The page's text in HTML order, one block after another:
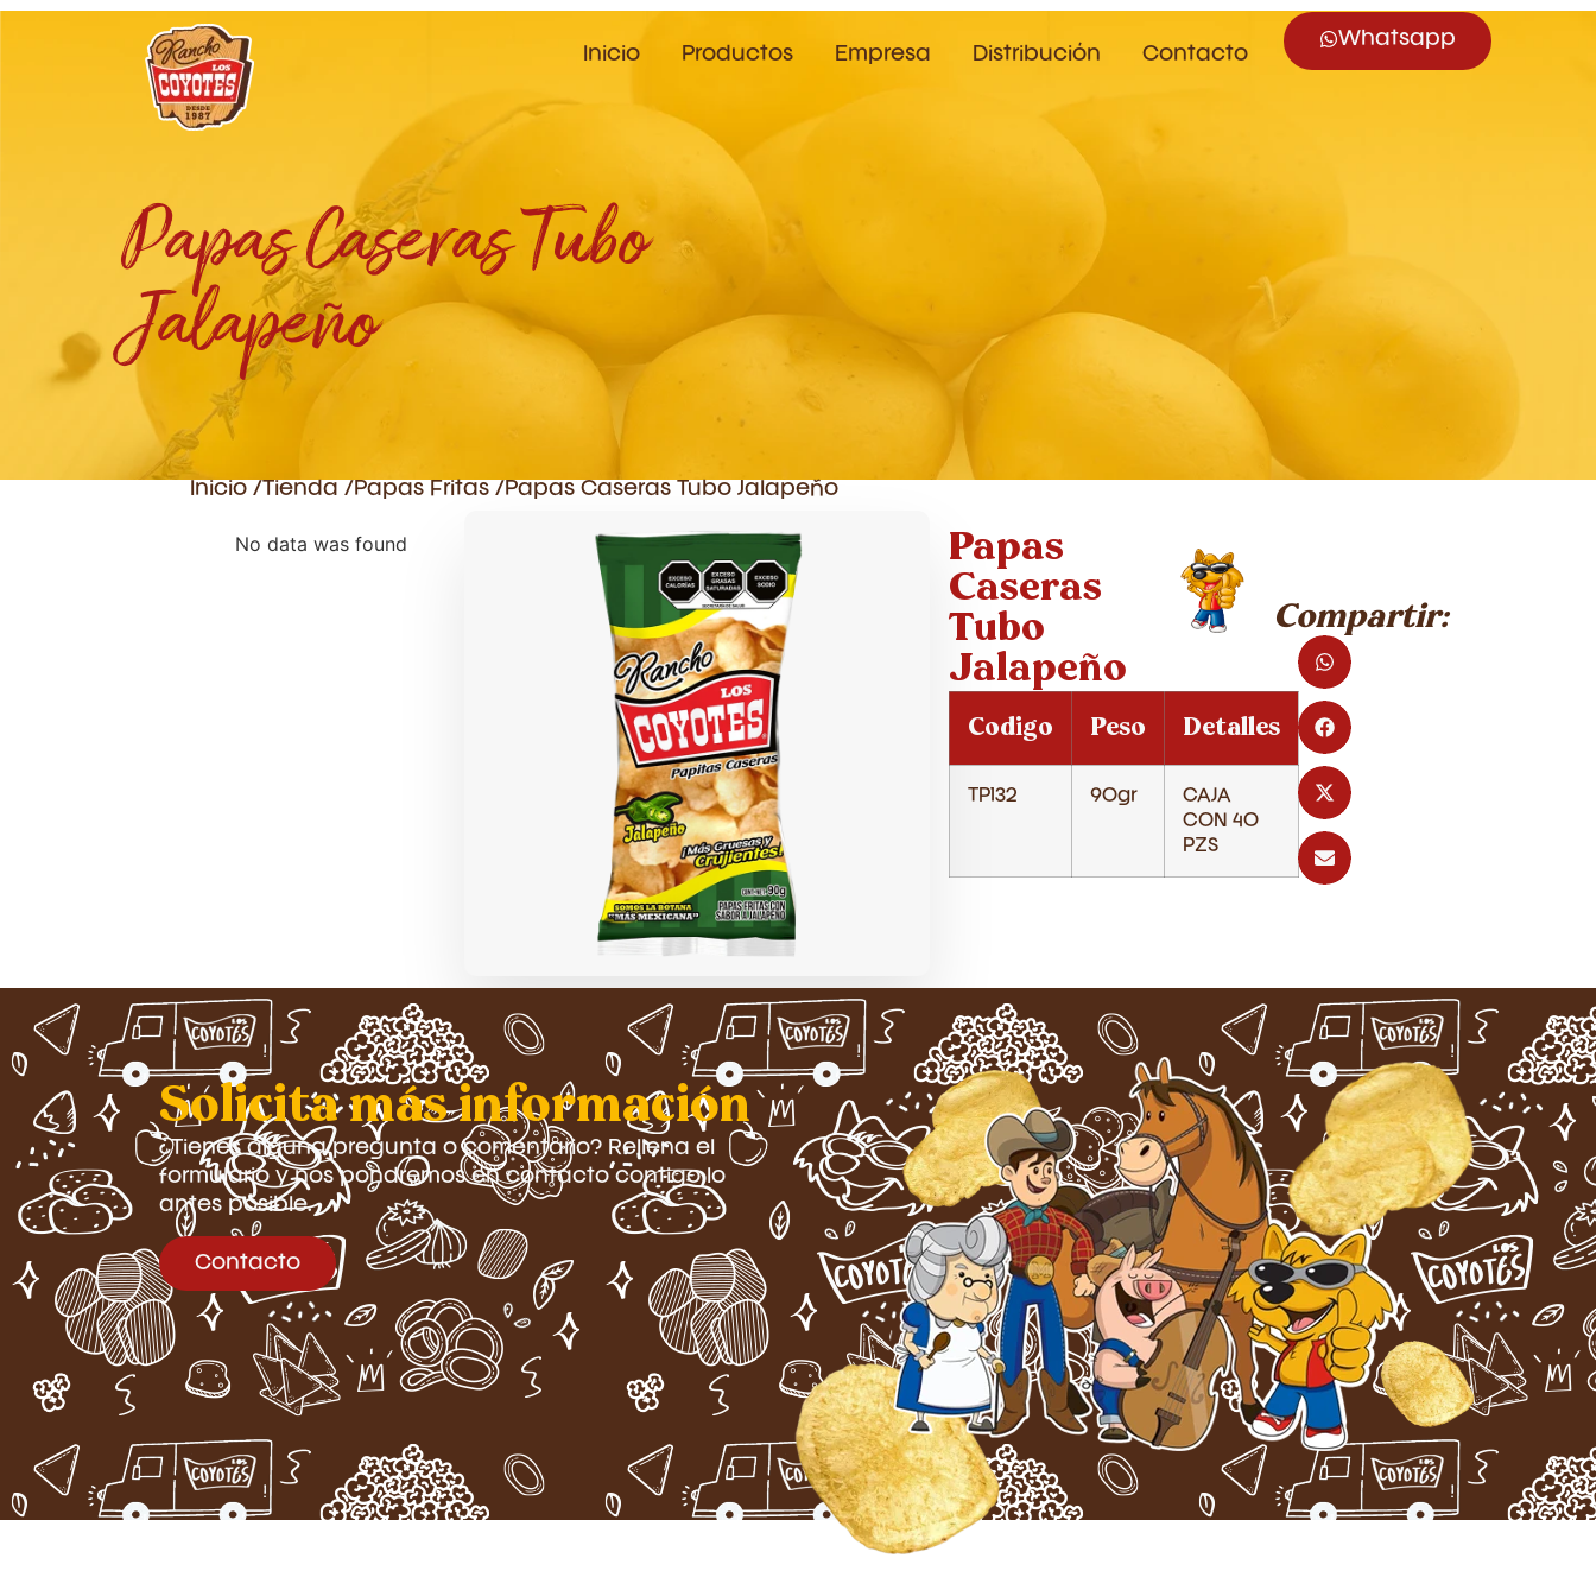
Inicio Productos Empresa Distribución Contacto
Whatsapp
Papas Caseras Tubo
Jalapeño
Inicio / Tienda /Papas Fritas /Papas Caseras Tubo Jalapeño
No data was found
Papas
Caseras
Tubo
Jalapeño
Codigo Peso Detalles
TP132 90gr
CAJA
CON 40
PZS
Compartir:
Solicita más información
¿Tienes alguna pregunta o comentario? Rellena el
formulario y nos pondremos en contacto contigo lo
antes posible.
Contacto